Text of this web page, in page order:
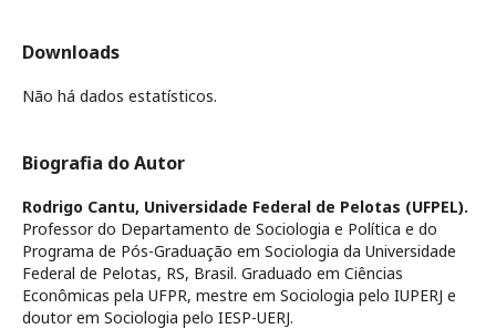
Downloads
Não há dados estatísticos.
Biografia do Autor
Rodrigo Cantu, Universidade Federal de Pelotas (UFPEL).
Professor do Departamento de Sociologia e Política e do
Programa de Pós-Graduação em Sociologia da Universidade
Federal de Pelotas, RS, Brasil. Graduado em Ciências
Econômicas pela UFPR, mestre em Sociologia pelo IUPERJ e
doutor em Sociologia pelo IESP-UERJ.